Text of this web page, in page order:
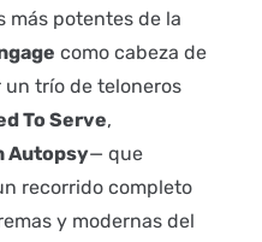
más potentes de la
como cabeza de
trío de teloneros
To Serve,
Autopsy— que
recorrido completo
y modernas del